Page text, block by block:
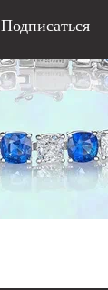
Подписаться